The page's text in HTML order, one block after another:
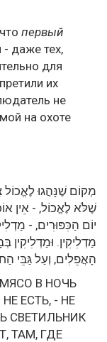
первый
даже тех,
для
их
не
на охоте
מְקוֹם שֶׁנָּהֲגוּ לֶאֱכוֹל
שֶׁלֹּא לֶאֱכוֹל, - אֵין
יוֹם הַכִּפּוּרִים, -
מַדְלִיקִין. וּמַדְלִיקִין
הָאֲפֵלִים, וְעַל גַּבֵּי
В НОЧЬ
ЕСТЬ, - НЕ
СВЕТИЛЬНИК
ТАМ, ГДЕ